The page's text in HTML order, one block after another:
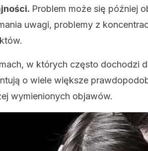
Problem może się później
uwagi, problemy z
w których często dochodzi
o wiele większe
wymienionych objawów.